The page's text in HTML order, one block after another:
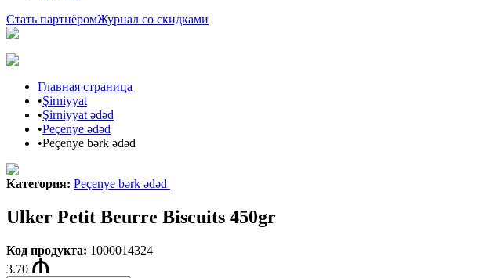
Стать партнёромЖурнал со скидками
Главная страница
•Şirniyyat
•Şirniyyat ədəd
•Peçenye ədəd
•Peçenye bərk ədəd
Категория: Peçenye bərk ədəd
Ulker Petit Beurre Biscuits 450gr
Код продукта: 1000014324
3.70